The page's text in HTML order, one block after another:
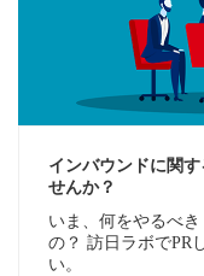
インバウンドに関
せんか？
いま、何をやるべ
の？ 訪日ラボでPR
い。